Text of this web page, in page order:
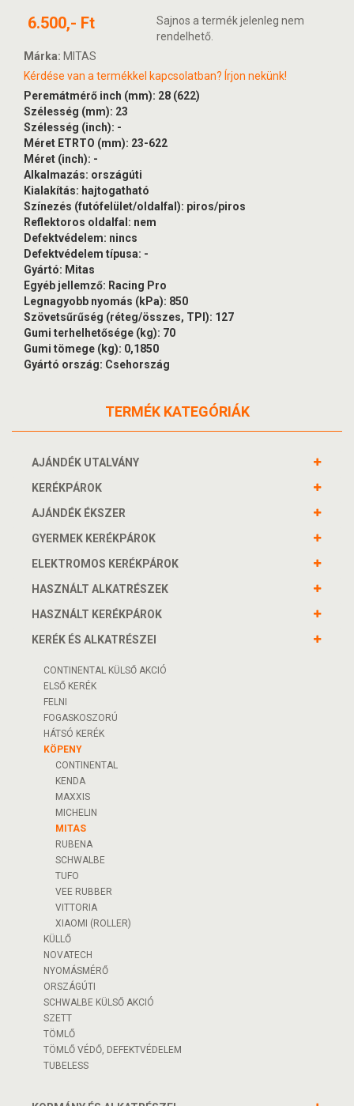
6.500,- Ft
Sajnos a termék jelenleg nem
rendelhető.
Márka: MITAS
Kérdése van a termékkel kapcsolatban? Írjon nekünk!
Peremátmérő inch (mm): 28 (622)
Szélesség (mm): 23
Szélesség (inch): -
Méret ETRTO (mm): 23-622
Méret (inch): -
Alkalmazás: országúti
Kialakítás: hajtogatható
Színezés (futófelület/oldalfal): piros/piros
Reflektoros oldalfal: nem
Defektvédelem: nincs
Defektvédelem típusa: -
Gyártó: Mitas
Egyéb jellemző: Racing Pro
Legnagyobb nyomás (kPa): 850
Szövetsűrűség (réteg/összes, TPI): 127
Gumi terhelhetősége (kg): 70
Gumi tömege (kg): 0,1850
Gyártó ország: Csehország
TERMÉK KATEGÓRIÁK
AJÁNDÉK UTALVÁNY
KERÉKPÁROK
AJÁNDÉK ÉKSZER
GYERMEK KERÉKPÁROK
ELEKTROMOS KERÉKPÁROK
HASZNÁLT ALKATRÉSZEK
HASZNÁLT KERÉKPÁROK
KERÉK ÉS ALKATRÉSZEI
CONTINENTAL KÜLSŐ AKCIÓ
ELSŐ KERÉK
FELNI
FOGASKOSZORÚ
HÁTSÓ KERÉK
KÖPENY
CONTINENTAL
KENDA
MAXXIS
MICHELIN
MITAS
RUBENA
SCHWALBE
TUFO
VEE RUBBER
VITTORIA
XIAOMI (ROLLER)
KÜLLŐ
NOVATECH
NYOMÁSMÉRŐ
ORSZÁGÚTI
SCHWALBE KÜLSŐ AKCIÓ
SZETT
TÖMLŐ
TÖMLŐ VÉDŐ, DEFEKTVÉDELEM
TUBELESS